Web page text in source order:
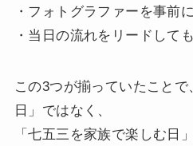
・フォトグラファーを事前
・当日の流れをリードして
この3つが揃っていたこと
日」ではなく、
「七五三を家族で楽しむ日